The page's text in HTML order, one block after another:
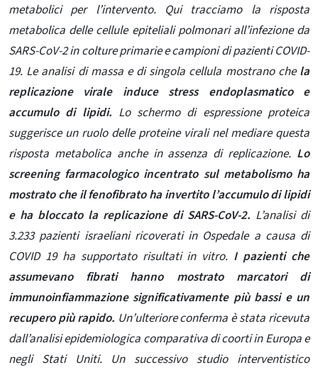
metabolici per l’intervento. Qui tracciamo la risposta
metabolica delle cellule epiteliali polmonari all’infezione da
SARS-CoV-2 in colture primarie e campioni di pazienti COVID-
19. Le analisi di massa e di singola cellula mostrano che la
replicazione virale induce stress endoplasmatico e
accumulo di lipidi. Lo schermo di espressione proteica
suggerisce un ruolo delle proteine ​​virali nel mediare questa
risposta metabolica anche in assenza di replicazione. Lo
screening farmacologico incentrato sul metabolismo ha
mostrato che il fenofibrato ha invertito l’accumulo di lipidi
e ha bloccato la replicazione di SARS-CoV-2. L’analisi di
3.233 pazienti israeliani ricoverati in Ospedale a causa di
COVID 19 ha supportato risultati in vitro. I pazienti che
assumevano fibrati hanno mostrato marcatori di
immunoinfiammazione significativamente più bassi e un
recupero più rapido. Un’ulteriore conferma è stata ricevuta
dall’analisi epidemiologica comparativa di coorti in Europa e
negli Stati Uniti. Un successivo studio interventistico